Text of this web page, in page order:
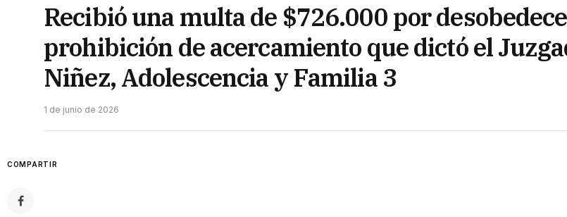
Recibió una multa de $726.000 por
prohibición de acercamiento que dictó el
Niñez, Adolescencia y Familia 3
1 de junio de 2026
COMPARTIR